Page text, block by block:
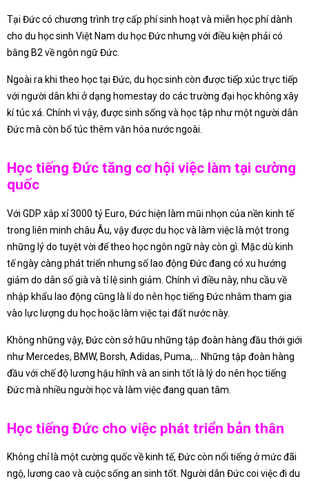
Tại Đức có chương trình trợ cấp phí sinh hoạt và miễn học phí dành
cho du học sinh Việt Nam du học Đức nhưng với điều kiện phải có
bằng B2 về ngôn ngữ Đức.
Ngoài ra khi theo học tại Đức, du học sinh còn được tiếp xúc trực tiếp
với người dân khi ở dạng homestay do các trường đại học không xây
kí túc xá. Chính vì vậy, được sinh sống và học tập như một người dân
Đức mà còn bổ túc thêm văn hóa nước ngoài.
Học tiếng Đức tăng cơ hội việc làm tại cường
quốc
Với GDP xắp xỉ 3000 tỷ Euro, Đức hiện làm mũi nhọn của nền kinh tế
trong liên minh châu Âu, vậy được du học và làm việc là một trong
những lý do tuyệt vời để theo học ngôn ngữ này còn gì. Mặc dù kinh
tế ngày càng phát triển nhưng số lao động Đức đang có xu hướng
giảm do dân số già và tỉ lệ sinh giảm. Chính vì điều này, nhu cầu về
nhập khẩu lao động cũng là lí do nên học tiếng Đức nhằm tham gia
vào lực lượng du học hoặc làm việc tại đất nước này.
Không những vậy, Đức còn sở hữu những tập đoàn hàng đầu thới giới
như Mercedes, BMW, Borsh, Adidas, Puma,… Những tập đoàn hàng
đầu với chế độ lương hậu hĩnh và an sinh tốt là lý do nên học tiếng
Đức mà nhiều người học và làm việc đang quan tâm.
Học tiếng Đức cho việc phát triển bản thân
Không chỉ là một cường quốc về kinh tế, Đức còn nổi tiếng ở mức đãi
ngộ, lương cao và cuộc sống an sinh tốt. Người dân Đức coi việc đi du